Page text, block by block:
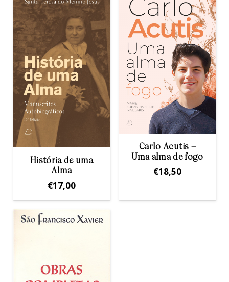
História de uma
Alma
€17,00
Carlo Acutis –
Uma alma de fogo
€18,50